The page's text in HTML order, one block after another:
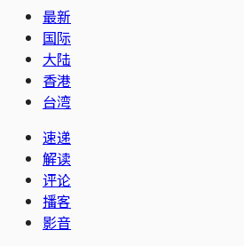
最新
国际
大陆
香港
台湾
速递
解读
评论
播客
影音